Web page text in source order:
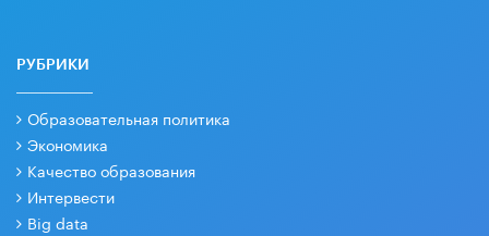
РУБРИКИ
Образовательная политика
Экономика
Качество образования
Интервести
Big data